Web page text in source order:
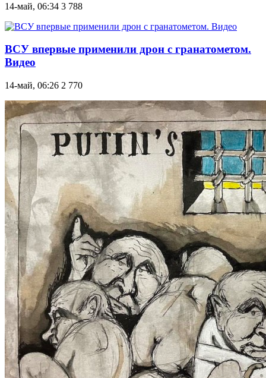
14-май, 06:34 3 788
ВСУ впервые применили дрон с гранатометом.
Видео
14-май, 06:26 2 770